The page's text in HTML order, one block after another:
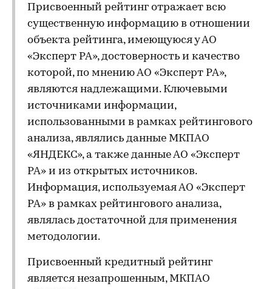
Присвоенный рейтинг отражает всю
существенную информацию в отношении
объекта рейтинга, имеющуюся у АО
«Эксперт РА», достоверность и качество
которой, по мнению АО «Эксперт РА»,
являются надлежащими. Ключевыми
источниками информации,
использованными в рамках рейтингового
анализа, являлись данные МКПАО
«ЯНДЕКС», а также данные АО «Эксперт
РА» и из открытых источников.
Информация, используемая АО «Эксперт
РА» в рамках рейтингового анализа,
являлась достаточной для применения
методологии.
Присвоенный кредитный рейтинг
является незапрошенным, МКПАО